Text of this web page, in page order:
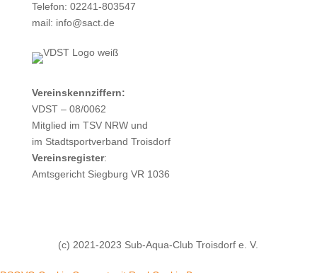
Telefon: 02241-803547
mail: info@sact.de
Vereinskennziffern:
VDST – 08/0062
Mitglied im TSV NRW und
im Stadtsportverband Troisdorf
Vereinsregister:
Amtsgericht Siegburg VR 1036
(c) 2021-2023 Sub-Aqua-Club Troisdorf e. V.